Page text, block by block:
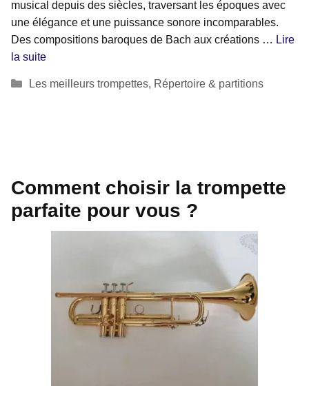
musical depuis des siècles, traversant les époques avec
une élégance et une puissance sonore incomparables.
Des compositions baroques de Bach aux créations … Lire
la suite
Catégories
Les meilleurs trompettes, Répertoire & partitions
Comment choisir la trompette
parfaite pour vous ?